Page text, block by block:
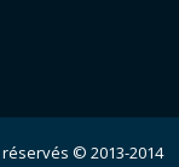
© 2013-2014